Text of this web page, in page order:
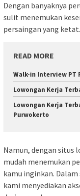
Dengan banyaknya
sulit menemukan
persaingan yang ketat.
READ MORE
Walk-in Interview PT
Lowongan Kerja
Lowongan Kerja
Purwokerto
Namun, dengan situs
mudah menemukan
kamu inginkan.
kami menyediakan